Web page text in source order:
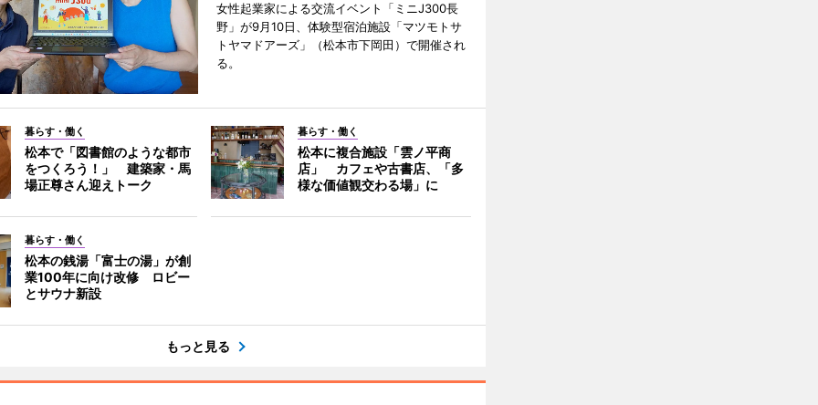
女性起業家による交流イベント「ミニJ300長
野」が9月10日、体験型宿泊施設「マツモトサ
トヤマドアーズ」（松本市下岡田）で開催され
る。
暮らす・働く
松本で「図書館のような都市
をつくろう！」 建築家・馬
場正尊さん迎えトーク
暮らす・働く
松本に複合施設「雲ノ平商
店」 カフェや古書店、「多
様な価値観交わる場」に
暮らす・働く
松本の銭湯「富士の湯」が創
業100年に向け改修 ロビー
とサウナ新設
もっと見る